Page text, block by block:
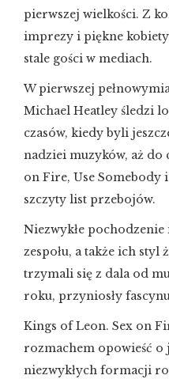
pierwszej wielkości. Z
imprezy i piękne
stale gości w mediach.
W pierwszej
Michael Heatley śledzi
czasów, kiedy byli
nadziei muzyków, aż
on Fire, Use Somebody
szczyty list przebojów.
Niezwykłe
zespołu, a także ich styl
trzymali się z dala od
roku, przyniosły
Kings of Leon. Sex on
rozmachem opowieść o
niezwykłych formacji